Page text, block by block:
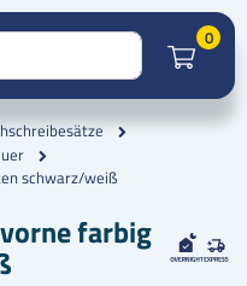
0
schwarz/weiß
farbig